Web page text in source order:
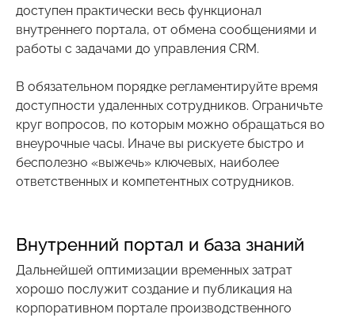
доступен практически весь функционал
внутреннего портала, от обмена сообщениями и
работы с задачами до управления CRM.
В обязательном порядке регламентируйте время
доступности удаленных сотрудников. Ограничьте
круг вопросов, по которым можно обращаться во
внеурочные часы. Иначе вы рискуете быстро и
бесполезно «выжечь» ключевых, наиболее
ответственных и компетентных сотрудников.
Внутренний портал и база знаний
Дальнейшей оптимизации временных затрат
хорошо послужит создание и публикация на
корпоративном портале производственного